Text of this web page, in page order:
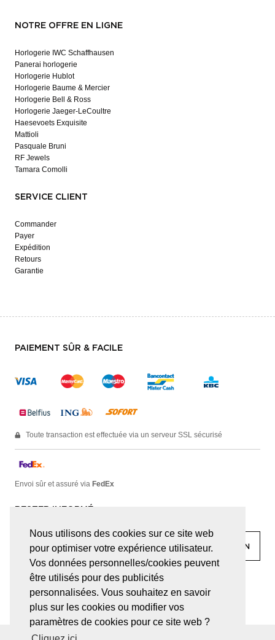
Nous utilisons des cookies sur ce site web
pour optimiser votre expérience utilisateur.
Vos données personnelles/cookies peuvent
être utilisés pour des publicités
personnalisées. Vous souhaitez en savoir
plus sur les cookies ou modifier vos
paramètres de cookies pour ce site web ?
NOTRE OFFRE EN LIGNE
Horlogerie IWC Schaffhausen
Panerai horlogerie
Horlogerie Hublot
Horlogerie Baume & Mercier
Horlogerie Bell & Ross
Horlogerie Jaeger-LeCoultre
Haesevoets Exquisite
Mattioli
Pasquale Bruni
RF Jewels
Tamara Comolli
SERVICE CLIENT
Commander
Payer
Expédition
Retours
Garantie
PAIEMENT SÛR & FACILE
Toute transaction est effectuée via un serveur SSL sécurisé
Envoi sûr et assuré via FedEx
RESTER INFORMÉ
facebook linkedin